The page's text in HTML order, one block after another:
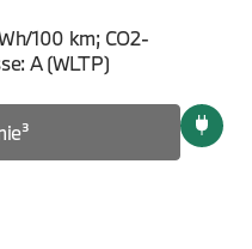
100 km; CO2-
A (WLTP)